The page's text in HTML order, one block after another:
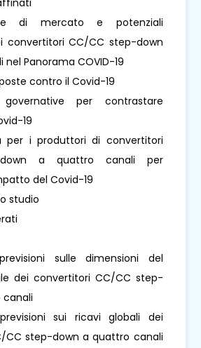
di mercato e potenziali
convertitori CC/CC step-down
Panorama COVID-19
contro il Covid-19
governative per contrastare
19
per i produttori di convertitori
down a quattro canali per
del Covid-19
studio
sulle dimensioni del
dei convertitori CC/CC step-
canali
sui ricavi globali dei
CC step-down a quattro canali